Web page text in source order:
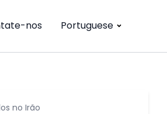
nos Portuguese
no Irão